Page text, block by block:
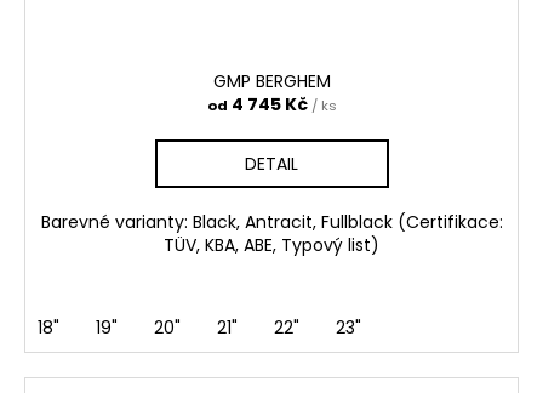
GMP BERGHEM
od 4 745 Kč / ks
DETAIL
Barevné varianty: Black, Antracit, Fullblack (Certifikace:
TÜV, KBA, ABE, Typový list)
18" 19" 20" 21" 22" 23"